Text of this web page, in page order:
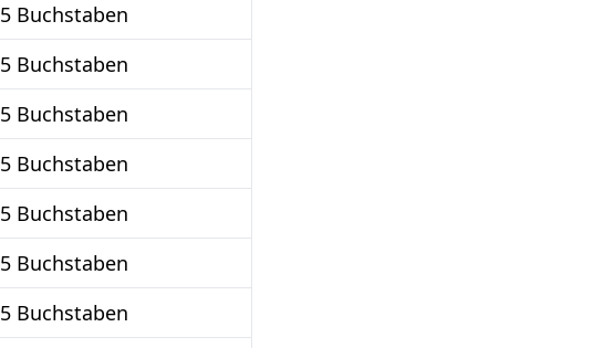
5 Buchstaben
5 Buchstaben
5 Buchstaben
5 Buchstaben
5 Buchstaben
5 Buchstaben
5 Buchstaben